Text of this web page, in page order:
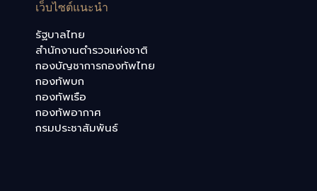
เว็บไซต์แนะนำ
รัฐบาลไทย
สำนักงานตำรวจแห่งชาติ
กองบัญชาการกองทัพไทย
กองทัพบก
กองทัพเรือ
กองทัพอากาศ
กรมประชาสัมพันธ์